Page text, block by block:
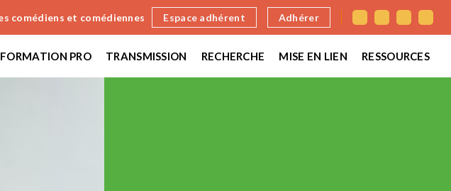
comédiens et comédiennes Espace adhérent Adhérer
FORMATION PRO TRANSMISSION RECHERCHE MISE EN LIEN RESSOURCES